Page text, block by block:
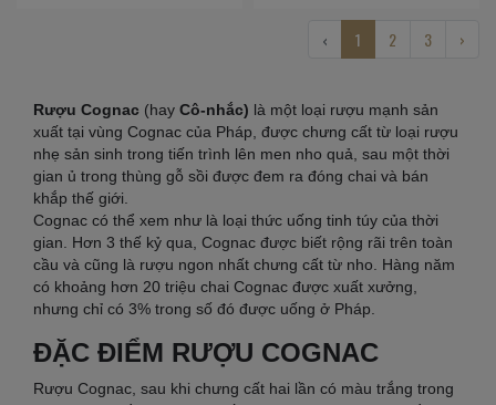
‹ 1 2 3 ›
Rượu Cognac (hay Cô-nhắc) là một loại rượu mạnh sản
xuất tại vùng Cognac của Pháp, được chưng cất từ loại rượu
nhẹ sản sinh trong tiến trình lên men nho quả, sau một thời
gian ủ trong thùng gỗ sồi được đem ra đóng chai và bán
khắp thế giới.
Cognac có thể xem như là loại thức uống tinh túy của thời
gian. Hơn 3 thế kỷ qua, Cognac được biết rộng rãi trên toàn
cầu và cũng là rượu ngon nhất chưng cất từ nho. Hàng năm
có khoảng hơn 20 triệu chai Cognac được xuất xưởng,
nhưng chỉ có 3% trong số đó được uống ở Pháp.
ĐẶC ĐIỂM RƯỢU COGNAC
Rượu Cognac, sau khi chưng cất hai lần có màu trắng trong